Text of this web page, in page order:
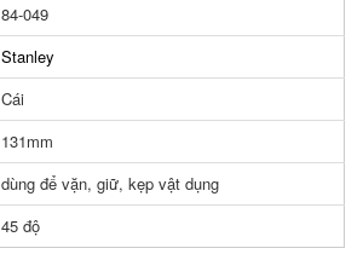
84-049
Stanley
Cái
131mm
dùng để vặn, giữ, kẹp vật dụng
45 độ